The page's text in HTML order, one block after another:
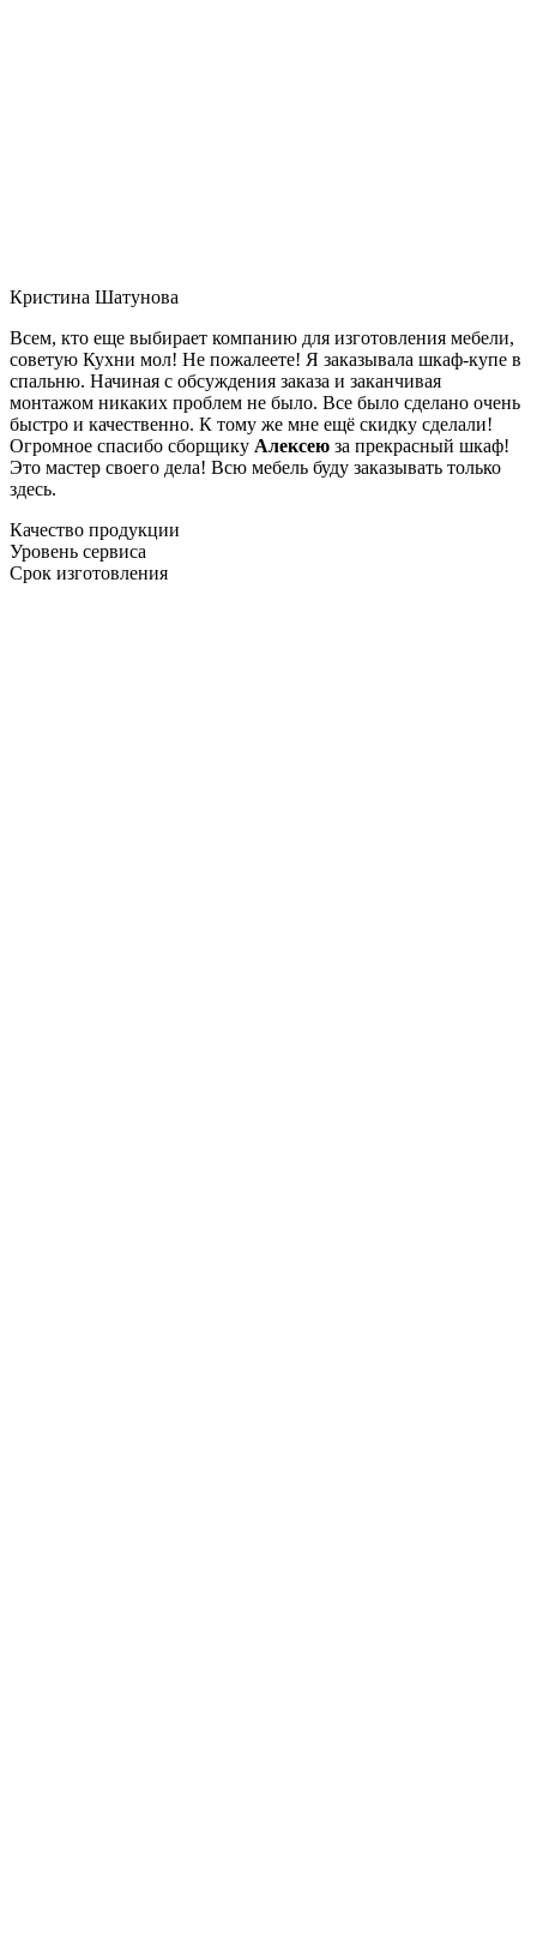
Кристина Шатунова
Всем, кто еще выбирает компанию для изготовления мебели,
советую Кухни мол! Не пожалеете! Я заказывала шкаф-купе в
спальню. Начиная с обсуждения заказа и заканчивая
монтажом никаких проблем не было. Все было сделано очень
быстро и качественно. К тому же мне ещё скидку сделали!
Огромное спасибо сборщику Алексею за прекрасный шкаф!
Это мастер своего дела! Всю мебель буду заказывать только
здесь.
Качество продукции
Уровень сервиса
Срок изготовления